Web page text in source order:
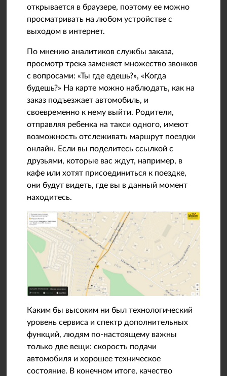
открывается в браузере, поэтому ее можно
просматривать на любом устройстве с
выходом в интернет.
По мнению аналитиков службы заказа,
просмотр трека заменяет множество звонков
с вопросами: «Ты где едешь?», «Когда
будешь?» На карте можно наблюдать, как на
заказ подъезжает автомобиль, и
своевременно к нему выйти. Родители,
отправляя ребенка на такси одного, имеют
возможность отслеживать маршрут поездки
онлайн. Если вы поделитесь ссылкой с
друзьями, которые вас ждут, например, в
кафе или хотят присоединиться к поездке,
они будут видеть, где вы в данный момент
находитесь.
Каким бы высоким ни был технологический
уровень сервиса и спектр дополнительных
функций, людям по-настоящему важны
только две вещи: скорость подачи
автомобиля и хорошее техническое
состояние. В конечном итоге, качество